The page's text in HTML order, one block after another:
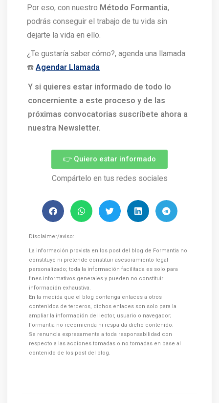
Por eso, con nuestro Método Formantia,
podrás conseguir el trabajo de tu vida sin
dejarte la vida en ello.
¿Te gustaría saber cómo?, agenda una llamada:
☎️ Agendar Llamada
Y si quieres estar informado de todo lo
concerniente a este proceso y de las
próximas convocatorias suscríbete ahora a
nuestra Newsletter.
👉 Quiero estar informado
Compártelo en tus redes sociales
Disclaimer/aviso:
La información provista en los post del blog de Formantia no
constituye ni pretende constituir asesoramiento legal
personalizado; toda la información facilitada es solo para
fines informativos generales y pueden no constituir
información exhaustiva.
En la medida que el blog contenga enlaces a otros
contenidos de terceros, dichos enlaces son solo para la
ampliar la información del lector, usuario o navegador;
Formantia no recomienda ni respalda dicho contenido.
Se renuncia expresamente a toda responsabilidad con
respecto a las acciones tomadas o no tomadas en base al
contenido de los post del blog.